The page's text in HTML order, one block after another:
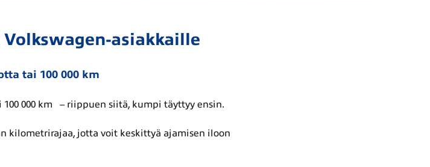
asiakkaille
tai 100 000 km
000 km – riippuen siitä, kumpi täyttyy ensin.
kilometrirajaa, jotta voit keskittyä ajamisen iloon